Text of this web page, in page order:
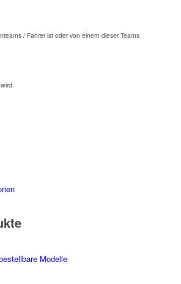
/ Fahrer ist oder von einem dieser Teams
Modelle